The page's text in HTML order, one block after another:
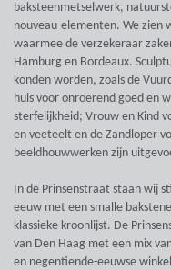
baksteenmetselwerk,
nouveau-elementen. We zien
waarmee de verzekeraar
Hamburg en Bordeaux.
konden worden, zoals de
huis voor onroerend goed en
sterfelijkheid; Vrouw en Kind
en veeteelt en de Zandloper
beeldhouwwerken zijn
In de Prinsenstraat staan wij
eeuw met een smalle
klassieke kroonlijst. De
van Den Haag met een mix
en negentiende-eeuwse